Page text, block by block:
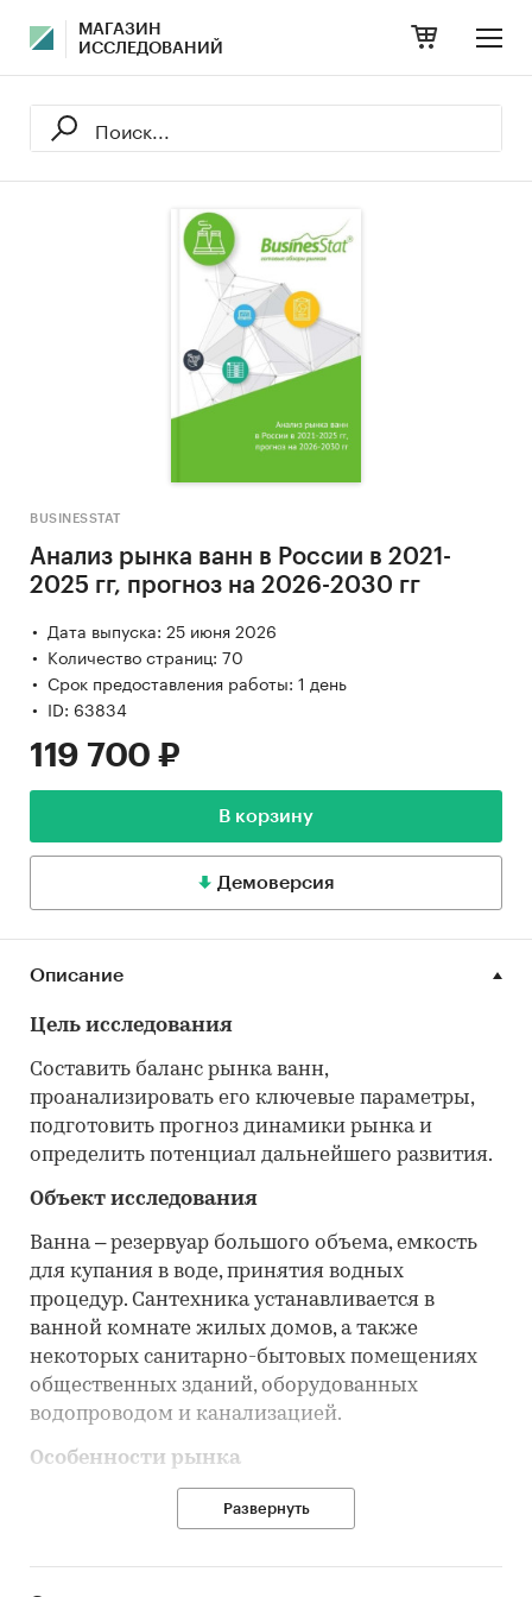
МАГАЗИН
ИССЛЕДОВАНИЙ
BUSINESSTAT
Анализ рынка ванн в России в 2021-
2025 гг, прогноз на 2026-2030 гг
Дата выпуска: 25 июня 2026
Количество страниц: 70
Срок предоставления работы: 1 день
ID: 63834
119 700 ₽
В корзину
Демоверсия
Описание
Цель исследования
Составить баланс рынка ванн,
проанализировать его ключевые параметры,
подготовить прогноз динамики рынка и
определить потенциал дальнейшего развития.
Объект исследования
Ванна – резервуар большого объема, емкость
для купания в воде, принятия водных
процедур. Сантехника устанавливается в
ванной комнате жилых домов, а также
некоторых санитарно-бытовых помещениях
общественных зданий, оборудованных
водопроводом и канализацией.
Особенности рынка
преобладание внутреннего потребления
структуре продаж
Развернуть